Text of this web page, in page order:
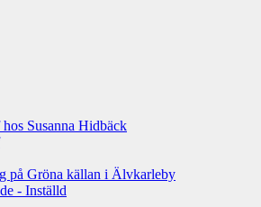
Susanna Hidbäck
på Gröna källan i Älvkarleby
- Inställd